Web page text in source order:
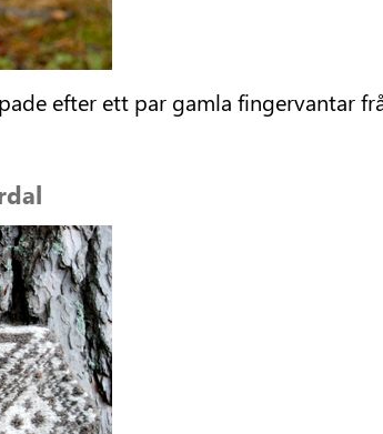
efter ett par gamla fingervantar